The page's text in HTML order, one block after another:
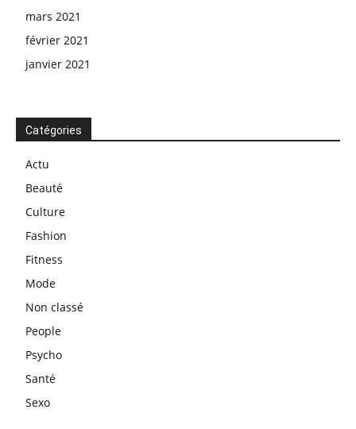
mars 2021
février 2021
janvier 2021
Catégories
Actu
Beauté
Culture
Fashion
Fitness
Mode
Non classé
People
Psycho
Santé
Sexo